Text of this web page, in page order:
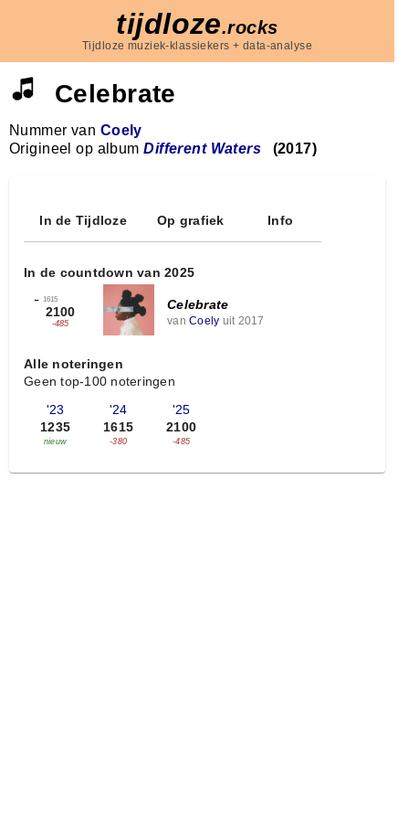
tijdloze.rocks
Tijdloze muziek-klassiekers + data-analyse
Celebrate
Nummer van Coely
Origineel op albumDifferent Waters (2017)
In de Tijdloze Op grafiek Info
In de countdown van 2025
← 1615
2100
-485
Celebrate
van Coely uit 2017
Alle noteringen
Geen top-100 noteringen
'23
1235
nieuw
'24
1615
-380
'25
2100
-485